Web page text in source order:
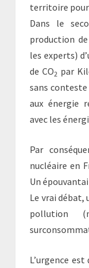
territoire pour
Dans le
production de
les experts)
de CO2 par
sans
aux énergie
avec les
Par
nucléaire en
Un
Le vrai débat,
pollution
L’urgence